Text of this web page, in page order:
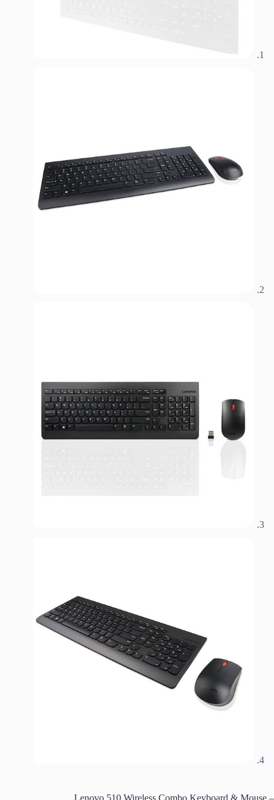
Lenovo 510 Wireless Combo Keyboard & Mouse –